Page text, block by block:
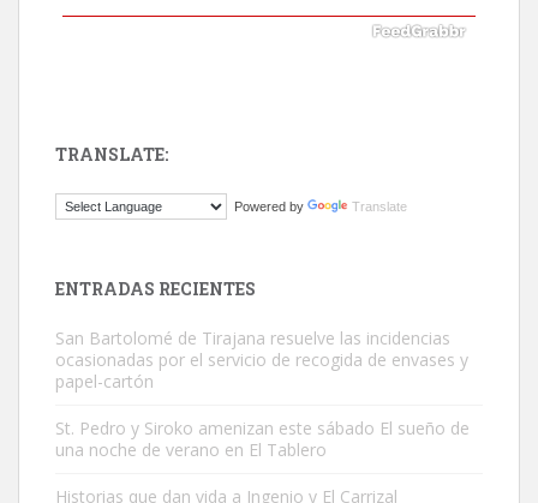
Este gato macho ha aparecido en la calle hace menos de un mes,
Busco adopción responsable para mi perra. Pastor alemán,
TRANSLATE:
Powered by Translate
ENTRADAS RECIENTES
San Bartolomé de Tirajana resuelve las incidencias
ocasionadas por el servicio de recogida de envases y
papel-cartón
St. Pedro y Siroko amenizan este sábado El sueño de
una noche de verano en El Tablero
Historias que dan vida a Ingenio y El Carrizal